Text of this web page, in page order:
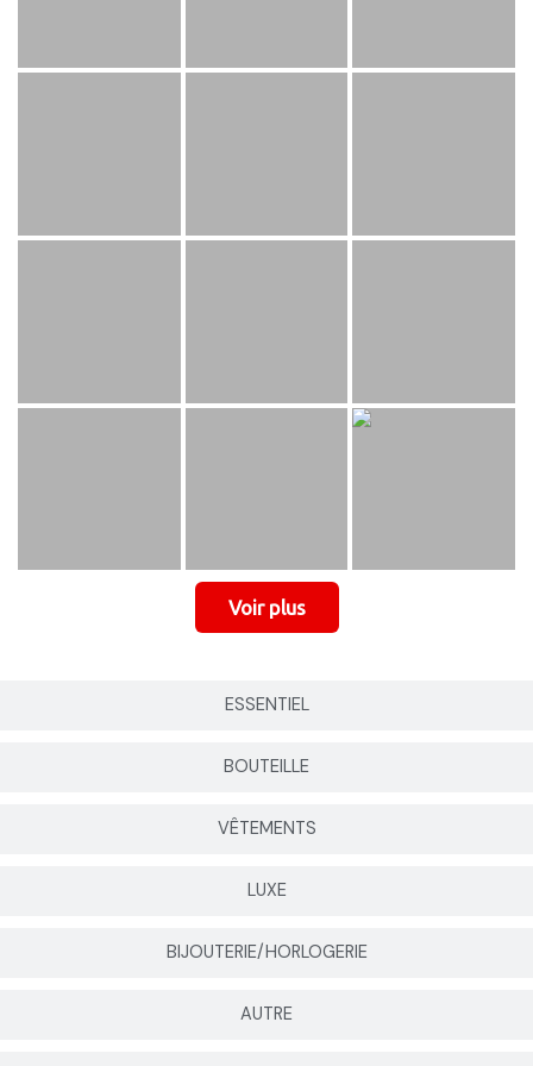
ESSENTIEL
BOUTEILLE
VÊTEMENTS
LUXE
BIJOUTERIE/HORLOGERIE
AUTRE